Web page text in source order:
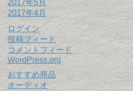
2017年5月
2017年4月
ログイン
投稿フィード
コメントフィード
WordPress.org
おすすめ商品
オーディオ